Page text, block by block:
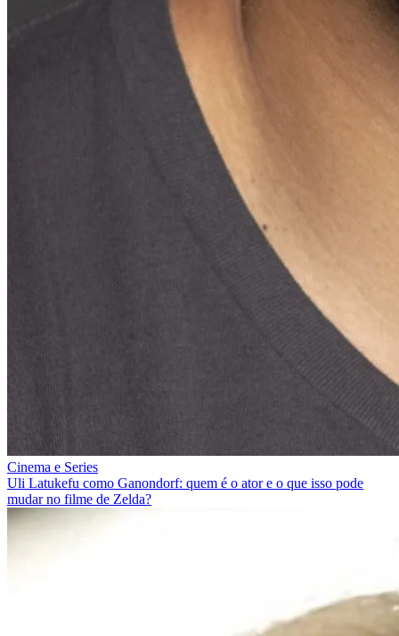
Cinema e Series
Uli Latukefu como Ganondorf: quem é o ator e o que isso pode
mudar no filme de Zelda?